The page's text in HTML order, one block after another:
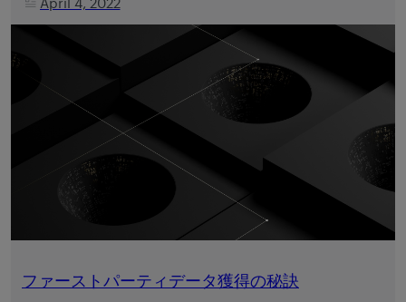
ファーストパーティデータ獲得の秘訣